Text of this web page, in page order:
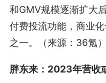
和GMV规模逐渐扩大
付费投流功能，商业
之一。（来源：36氪）
胖东来：2023年营收